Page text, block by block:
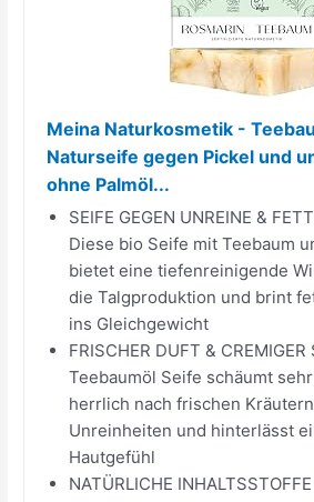
Meina Naturkosmetik -
Naturseife gegen Pickel und
ohne Palmöl...
SEIFE GEGEN UNREINE &
Diese bio Seife mit Teebaum
bietet eine tiefenreinigende
die Talgproduktion und brint
ins Gleichgewicht
FRISCHER DUFT &
Teebaumöl Seife schäumt
herrlich nach frischen
Unreinheiten und hinterlässt
Hautgefühl
NATÜRLICHE